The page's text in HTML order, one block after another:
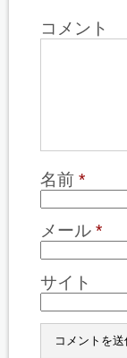
コメント
名前 *
メール *
サイト